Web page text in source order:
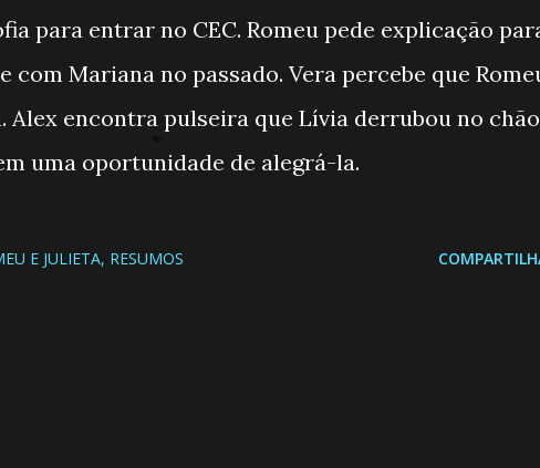
para entrar no CEC. Romeu pede explicação
com Mariana no passado. Vera percebe que
Alex encontra pulseira que Lívia derrubou no
uma oportunidade de alegrá-la.
E JULIETA RESUMOS